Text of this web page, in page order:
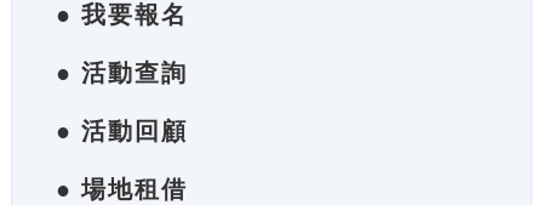
● 我要報名
● 活動查詢
● 活動回顧
● 場地租借